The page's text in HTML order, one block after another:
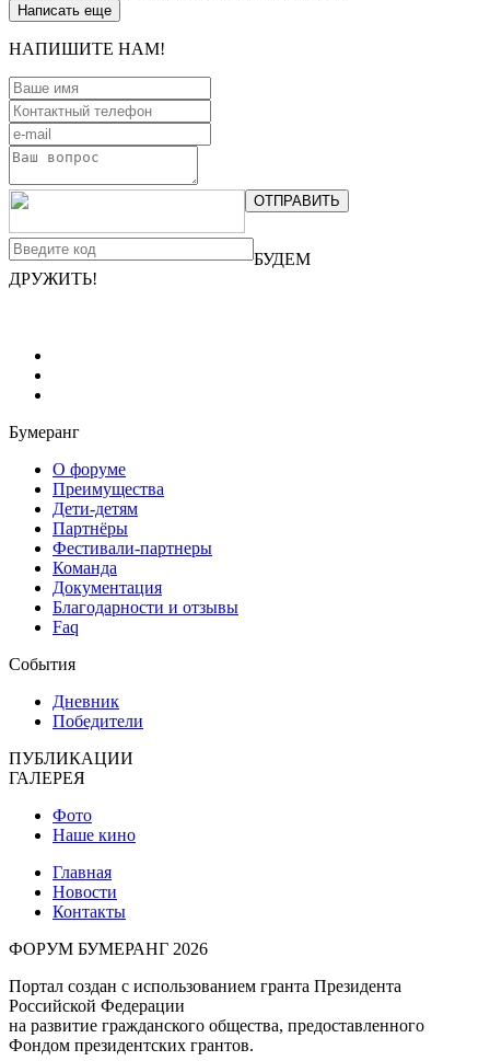
Написать еще
НАПИШИТЕ НАМ!
ОТПРАВИТЬ
БУДЕМ
ДРУЖИТЬ!
Бумеранг
О форуме
Преимущества
Дети-детям
Партнёры
Фестивали-партнеры
Команда
Документация
Благодарности и отзывы
Faq
События
Дневник
Победители
ПУБЛИКАЦИИ
ГАЛЕРЕЯ
Фото
Наше кино
Главная
Новости
Контакты
ФОРУМ БУМЕРАНГ 2026
Портал создан с использованием гранта Президента
Российской Федерации
на развитие гражданского общества, предоставленного
Фондом президентских грантов.